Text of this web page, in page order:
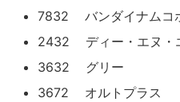
7832 バンダイナムコ
2432 ディー・エヌ・
3632 グリー
3672 オルトプラス